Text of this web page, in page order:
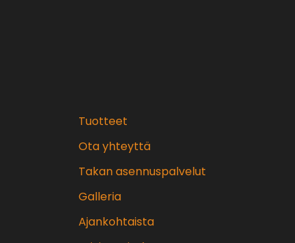
Tuotteet
Ota yhteyttä
Takan asennuspalvelut
Galleria
Ajankohtaista